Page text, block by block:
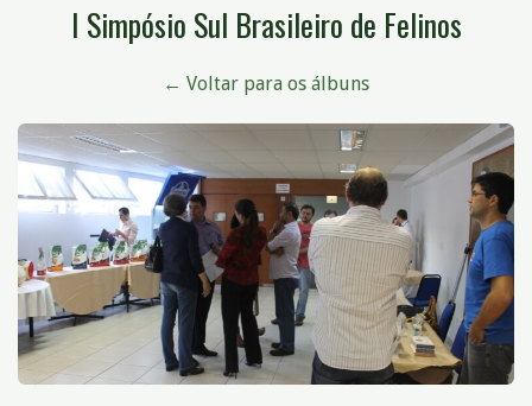
I Simpósio Sul Brasileiro de Felinos
← Voltar para os álbuns